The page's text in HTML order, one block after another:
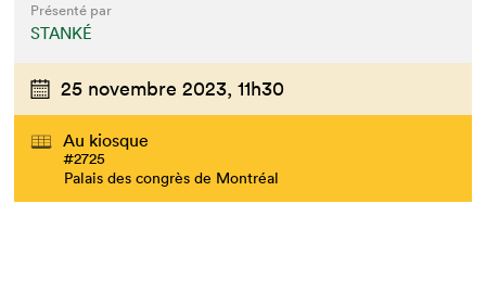
Présenté par
STANKÉ
25 novembre 2023, 11h30
Au kiosque
#2725
Palais des congrès de Montréal